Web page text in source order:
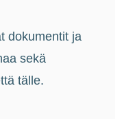
dokumentit ja
sekä
tälle.